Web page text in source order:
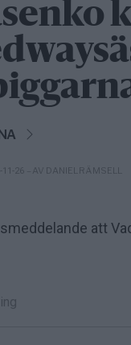
11-26 – AV DANIEL RÄMSELL
att